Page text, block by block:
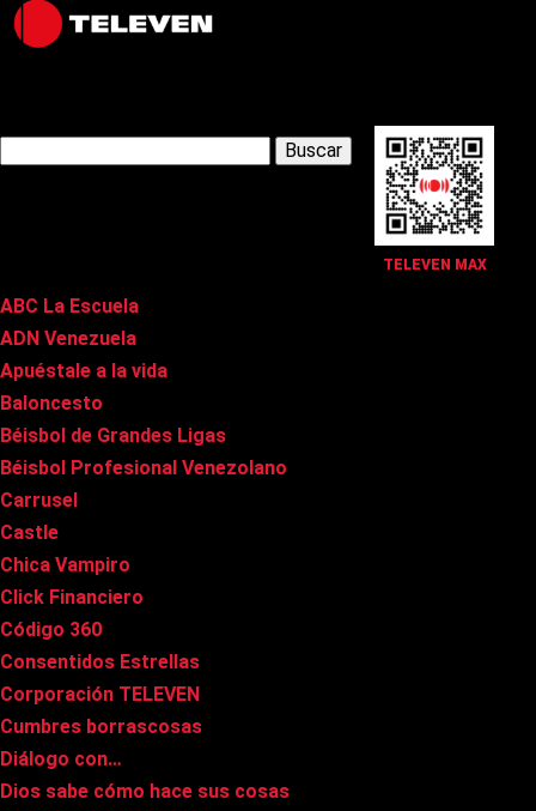
TELEVEN MAX
Latest Posts
ABC La Escuela
ADN Venezuela
Apuéstale a la vida
Baloncesto
Béisbol de Grandes Ligas
Béisbol Profesional Venezolano
Carrusel
Castle
Chica Vampiro
Click Financiero
Código 360
Consentidos Estrellas
Corporación TELEVEN
Cumbres borrascosas
Diálogo con…
Dios sabe cómo hace sus cosas